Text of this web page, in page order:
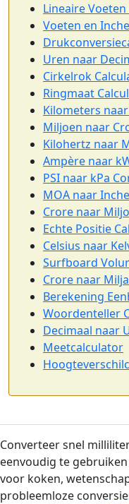
Lineaire
Voeten en
Uren naar
Cirkelrok
Ringmaat
Kilometers
Miljoen naar
Kilohertz naar
Ampère naar
PSI naar kPa
MOA naar
Crore naar
Echte Positie
Celsius naar
Surfboard
Crore naar
Berekening
Woordenteller
Decimaal naar
Meetcalculator
Converteer snel
eenvoudig te
voor koken,
probleemloze